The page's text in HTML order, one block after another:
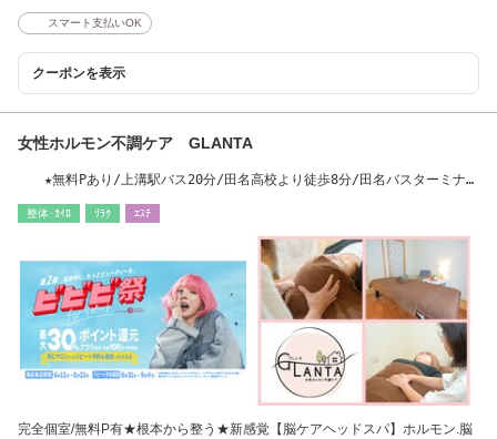
スマート支払いOK
クーポンを表示
女性ホルモン不調ケア GLANTA
★無料Pあり/上溝駅バス20分/田名高校より徒歩8分/田名バスターミナル
整体･ｶｲﾛ ﾘﾗｸ ｴｽﾃ
完全個室/無料P有★根本から整う★新感覚【脳ケアヘッドスパ】ホルモン.脳